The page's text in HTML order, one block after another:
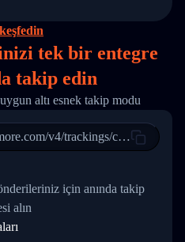
2,
"",
[
"2017-03-08 04: 22: 00",
"Departed
"Departed Facility
"2017-03-06 15:28:00",
"Shipment
"BEIJING-
tek bir entegre
takip edin
altı esnek takip modu
v4/trackings/create
için anında takip
alın